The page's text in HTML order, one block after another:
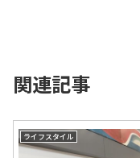
関連記事
ライフスタイル